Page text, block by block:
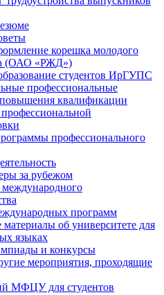
корешка молодого
(ОАО «РЖД»)
студентов ИрГУПС
профессиональные
квалификации
профессионального
за рубежом
программ
об университете для
языках
и конкурсы
мероприятия, проходящие
МФЦУ для студентов